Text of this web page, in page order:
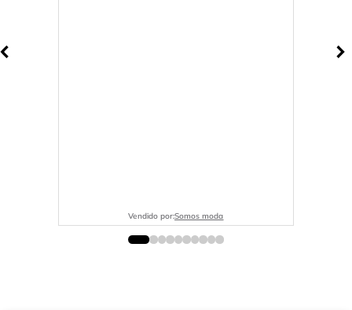
Vendido por:Somos moda